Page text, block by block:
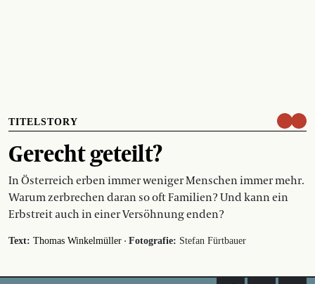
TITELSTORY
Gerecht geteilt?
In Österreich erben immer weniger Menschen immer mehr.
Warum zerbrechen daran so oft Familien? Und kann ein
Erbstreit auch in einer Versöhnung enden?
Text: Thomas Winkelmüller · Fotografie: Stefan Fürtbauer